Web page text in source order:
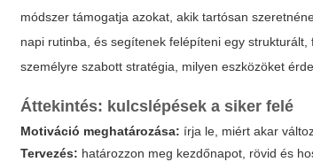
módszer támogatja azokat, akik tartósan
napi rutinba, és segítenek felépíteni egy
személyre szabott stratégia, milyen eszközöket
Áttekintés: kulcslépések a siker felé
Motiváció meghatározása: írja le, miért akar
Tervezés: határozzon meg kezdőnapot, rövid és